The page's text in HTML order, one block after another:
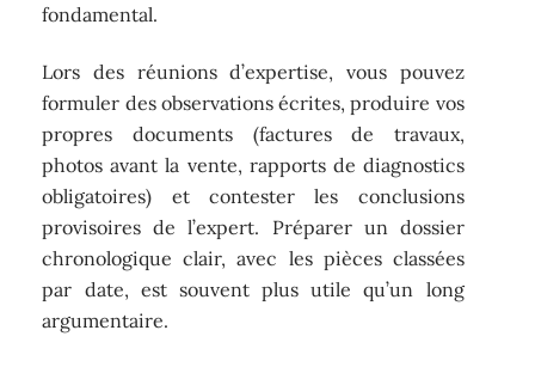
fondamental.
Lors des réunions d’expertise, vous pouvez
formuler des observations écrites, produire vos
propres documents (factures de travaux,
photos avant la vente, rapports de diagnostics
obligatoires) et contester les conclusions
provisoires de l’expert. Préparer un dossier
chronologique clair, avec les pièces classées
par date, est souvent plus utile qu’un long
argumentaire.